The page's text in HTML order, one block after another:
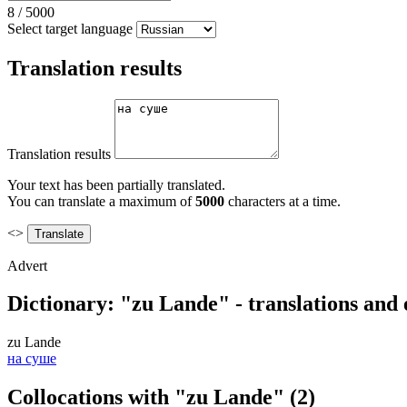
8 / 5000
Select target language
Translation results
Translation results
Your text has been partially translated.
You can translate a maximum of5000 characters at a time.
<>
Advert
Dictionary: "zu Lande" - translations and
zu Lande
на суше
Collocations with "zu Lande" (2)